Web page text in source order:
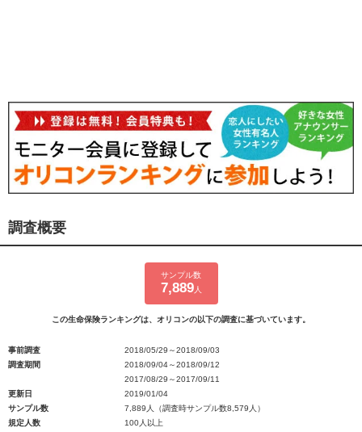
調査概要
サンプル数
7,889人
この生命保険ランキングは、オリコンの以下の調査に基づいています。
事前調査
2018/05/29～2018/09/03
調査期間
2018/09/04～2018/09/12
2017/08/29～2017/09/11
更新日
2019/01/04
サンプル数
7,889人（調査時サンプル数8,579人）
規定人数
100人以上